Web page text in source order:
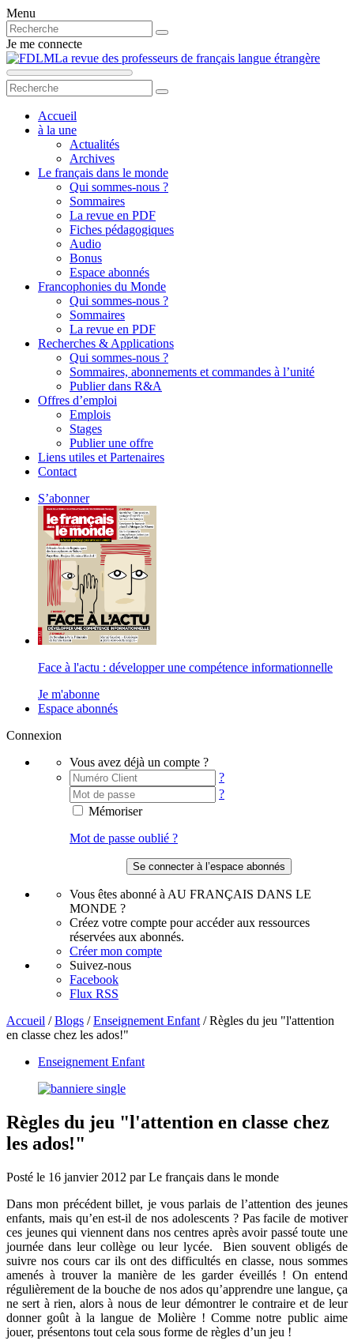
Menu
Je me connecte
La revue des professeurs de français langue étrangère
Accueil
à la une
Actualités
Archives
Le français dans le monde
Qui sommes-nous ?
Sommaires
La revue en PDF
Fiches pédagogiques
Audio
Bonus
Espace abonnés
Francophonies du Monde
Qui sommes-nous ?
Sommaires
La revue en PDF
Recherches & Applications
Qui sommes-nous ?
Sommaires, abonnements et commandes à l’unité
Publier dans R&A
Offres d’emploi
Emplois
Stages
Publier une offre
Liens utiles et Partenaires
Contact
S’abonner
Face à l'actu : développer une compétence informationnelle
Je m'abonne
Espace abonnés
Connexion
Vous avez déjà un compte ?
?
?
Mémoriser
Mot de passe oublié ?
Vous êtes abonné à AU FRANÇAIS DANS LE
MONDE ?
Créez votre compte pour accéder aux ressources
réservées aux abonnés.
Créer mon compte
Suivez-nous
Facebook
Flux RSS
Accueil /Blogs /Enseignement Enfant /Règles du jeu "l'attention
en classe chez les ados!"
Enseignement Enfant
Règles du jeu "l'attention en classe chez
les ados!"
Posté le 16 janvier 2012 par Le français dans le monde
Dans mon précédent billet, je vous parlais de l’attention des jeunes
enfants, mais qu’en est-il de nos adolescents ? Pas facile de motiver
ces jeunes qui viennent dans nos centres après avoir passé toute une
journée dans leur collège ou leur lycée. Bien souvent obligés de
suivre nos cours car ils ont des difficultés en classe, nous sommes
amenés à trouver la manière de les garder éveillés ! On entend
régulièrement de la bouche de nos ados qu’apprendre une langue, ça
ne sert à rien, alors à nous de leur démontrer le contraire et de leur
donner goût à la langue de Molière ! Comme notre public aime
jouer, présentons tout cela sous forme de règles d’un jeu !